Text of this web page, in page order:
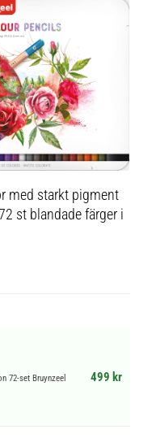
med starkt pigment
st blandade färger i
72-set Bruynzeel 499 kr